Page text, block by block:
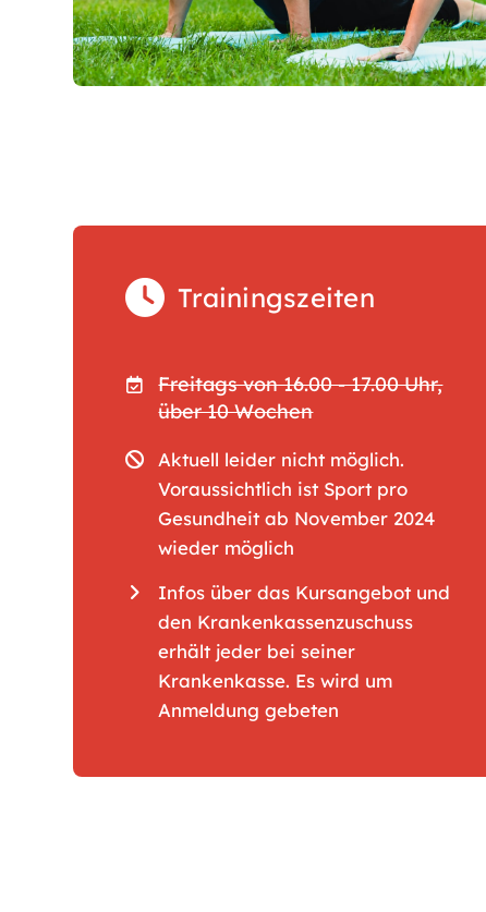
Trainingszeiten
Freitags von 16.00 - 17.00 Uhr,
über 10 Wochen
Aktuell leider nicht möglich.
Voraussichtlich ist Sport pro
Gesundheitab November 2024
wieder möglich
Infos über das Kursangebot und
den Krankenkassenzuschuss
erhält jeder bei seiner
Krankenkasse. Es wird um
Anmeldung gebeten